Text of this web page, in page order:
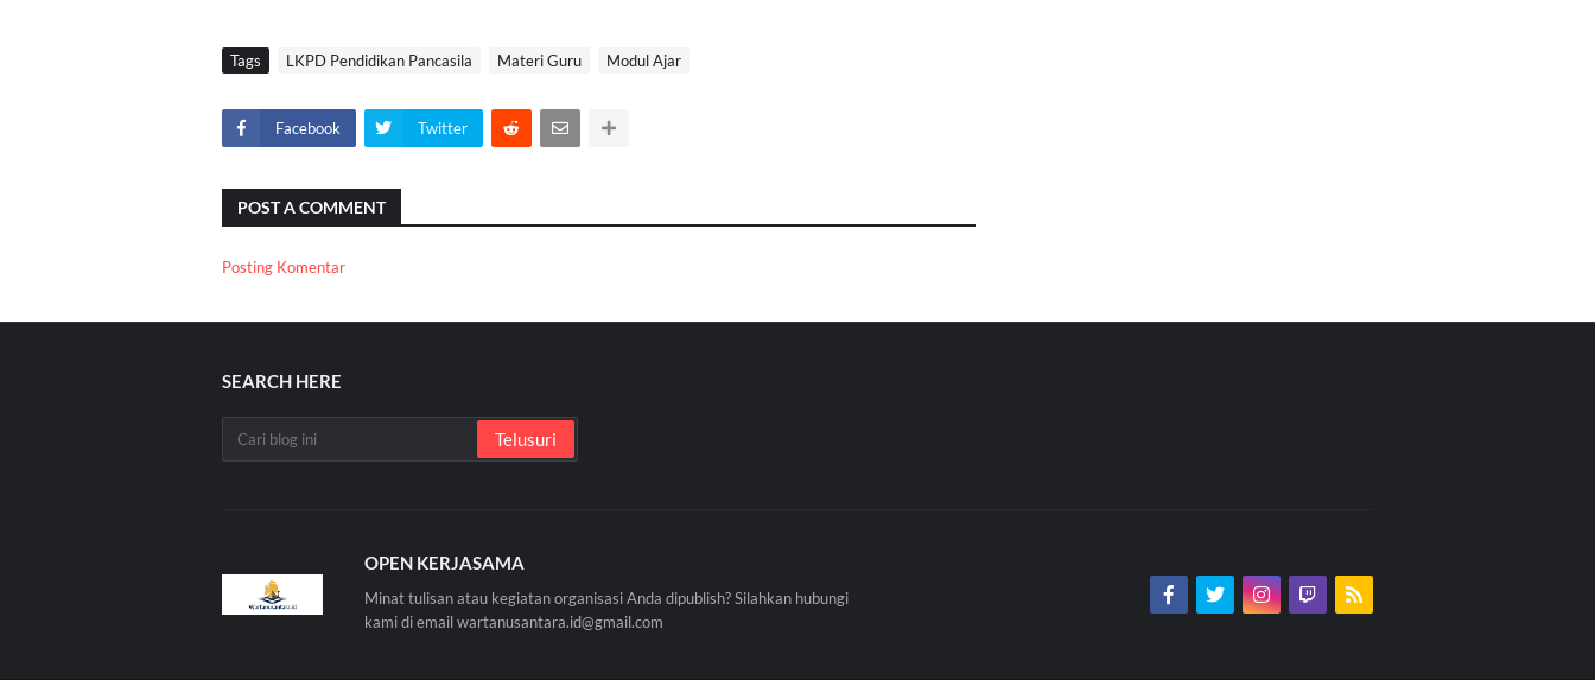
Tags LKPD Pendidikan Pancasila Materi Guru Modul Ajar
Facebook Twitter
POST A COMMENT
Posting Komentar
SEARCH HERE
OPEN KERJASAMA
Minat tulisan atau kegiatan organisasi Anda dipublish? Silahkan hubungi
kami di email wartanusantara.id@gmail.com